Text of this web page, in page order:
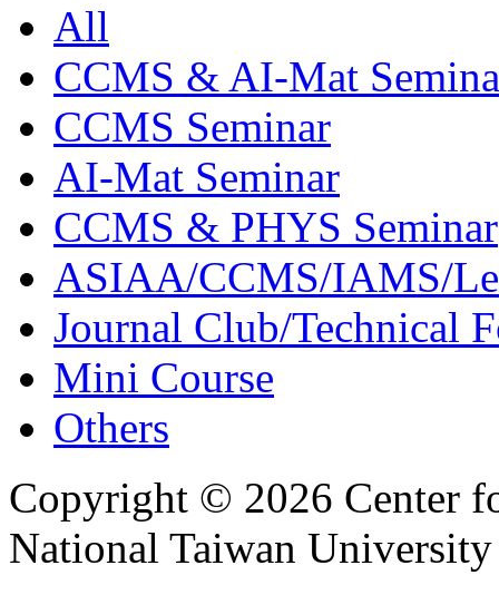
All
CCMS & AI-Mat
CCMS Seminar
AI-Mat Seminar
CCMS & PHYS Seminar
ASIAA/CCMS/IAMS/
Journal Club/Technical
Mini Course
Others
Copyright © 2026 Center
National Taiwan University